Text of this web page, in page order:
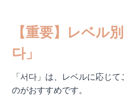
【重要】レベル
다」
「서다」は、レベルに応じ
のがおすすめです。